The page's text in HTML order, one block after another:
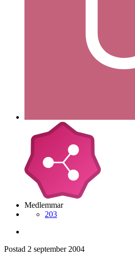
Medlemmar
203
Postad 2 september 2004